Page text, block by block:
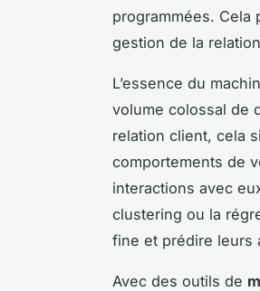
programmées. Cela
gestion de la
L’essence du
volume colossal de
relation client, cela
comportements de
interactions avec
clustering ou la
fine et prédire leurs
Avec des outils de